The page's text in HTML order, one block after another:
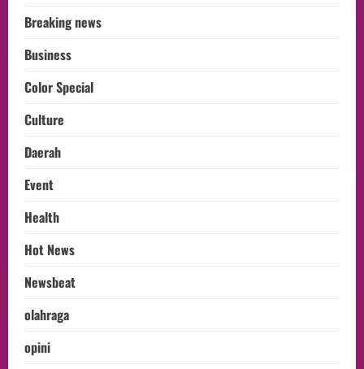
Breaking news
Business
Color Special
Culture
Daerah
Event
Health
Hot News
Newsbeat
olahraga
opini